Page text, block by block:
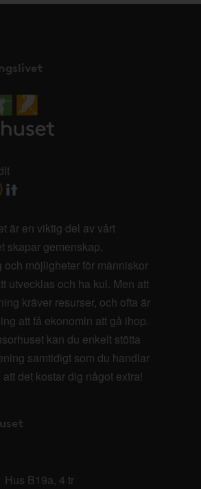
är en viktig del av vårt
skapar gemenskap,
och möjligheter för människor
utvecklas och ha kul. Men att
kräver resurser, och ofta är
att få ekonomin att gå ihop.
kan du enkelt stötta
samtidigt som du handlar
det kostar dig något extra!
Hus B19a, 4 tr